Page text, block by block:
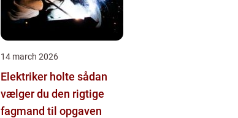
14 march 2026
Elektriker holte sådan
vælger du den rigtige
fagmand til opgaven